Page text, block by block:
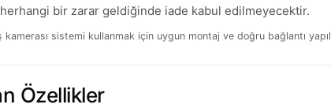
bir zarar geldiğinde iade kabul edilmeyecektir.
kamerası sistemi kullanmak için uygun montaj ve doğru bağlantı
Özellikler